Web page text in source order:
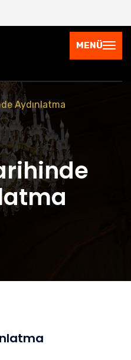
MENÜ
Aydınlatma